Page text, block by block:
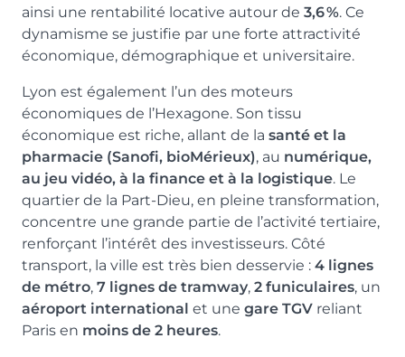
ainsi une rentabilité locative autour de 3,6 %. Ce
dynamisme se justifie par une forte attractivité
économique, démographique et universitaire.
Lyon est également l’un des moteurs
économiques de l’Hexagone. Son tissu
économique est riche, allant de la santé et la
pharmacie (Sanofi, bioMérieux), au numérique,
au jeu vidéo, à la finance et à la logistique. Le
quartier de la Part-Dieu, en pleine transformation,
concentre une grande partie de l’activité tertiaire,
renforçant l’intérêt des investisseurs. Côté
transport, la ville est très bien desservie : 4 lignes
de métro, 7 lignes de tramway, 2 funiculaires, un
aéroport international et une gare TGV reliant
Paris en moins de 2 heures.